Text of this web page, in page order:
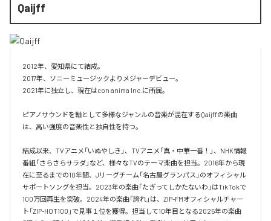
Qaijff
2012年、愛知県にて結成。
2017年、ソニーミュージックよりメジャーデビュー。
2021年に独立し、現在はcon anima Inc.に所属。
ピアノサウンドを軸として多様なジャンルの音楽が混在するQaijffの楽曲
は、高い強度の音楽性と独自性を持つ。
結成以来、TVアニメ「いぬやしき」、TVアニメ「真・中華一番！」、NHK情報
番組「さらさらサラダ」など、様々なTVのテーマ楽曲を担当。2016年から現
在に至るまでの10年間、Jリーグチーム「名古屋グランパス」のオフィシャル
サポートソングを担当。2023年の楽曲「たぎってしかたないわ」はTikTokで
100万回再生を突破。2024年の楽曲「誇れ」は、ZIP-FMオフィシャルチャー
ト「ZIP-HOT100」で見事１位を獲得。担当して10年目となる2025年の楽曲